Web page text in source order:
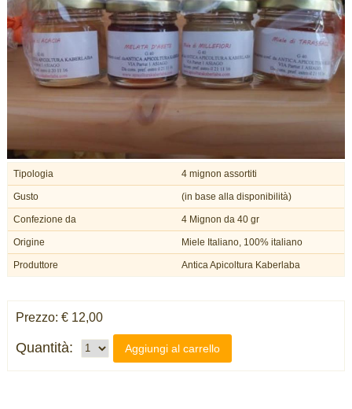
Tipologia 4 mignon assortiti
Gusto (in base alla disponibilità)
Confezione da 4 Mignon da 40 gr
Origine Miele Italiano, 100% italiano
Produttore Antica Apicoltura Kaberlaba
Prezzo: € 12,00
Quantità: Aggiungi al carrello